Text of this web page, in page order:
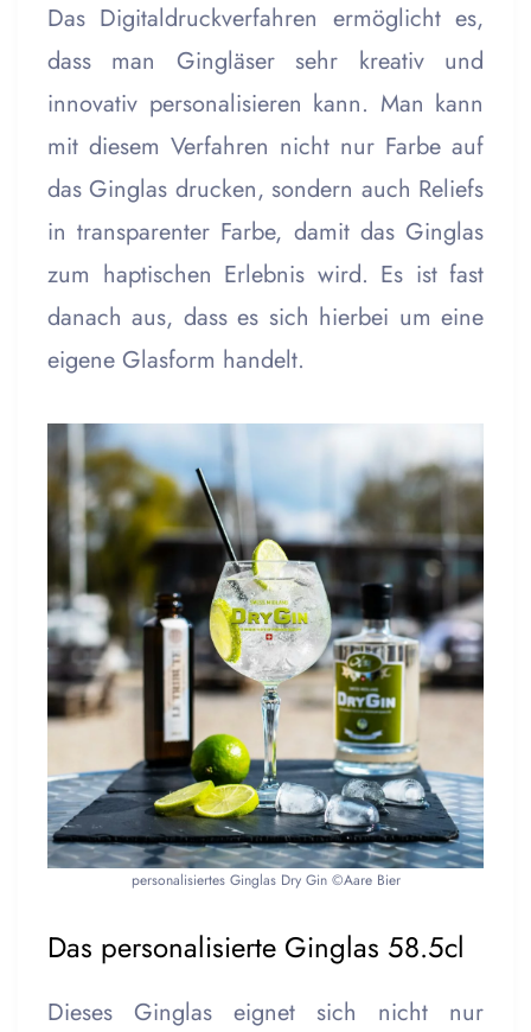
Das Digitaldruckverfahren ermöglicht es,
dass man Gingläser sehr kreativ und
innovativ personalisieren kann. Man kann
mit diesem Verfahren nicht nur Farbe auf
das Ginglas drucken, sondern auch Reliefs
in transparenter Farbe, damit das Ginglas
zum haptischen Erlebnis wird. Es ist fast
danach aus, dass es sich hierbei um eine
eigene Glasform handelt.
personalisiertes Ginglas Dry Gin ©Aare Bier
Das personalisierte Ginglas 58.5cl
Dieses Ginglas eignet sich nicht nur